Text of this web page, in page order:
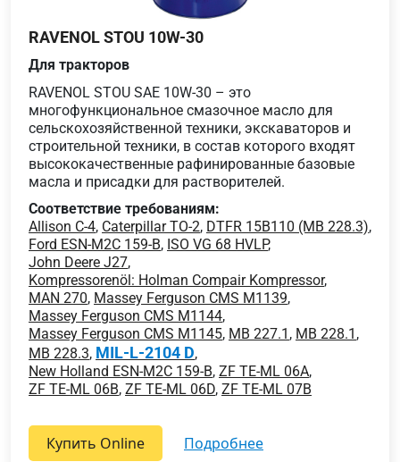
RAVENOL STOU 10W-30
Для тракторов
RAVENOL STOU SAE 10W-30 – это
многофункциональное смазочное масло для
сельскохозяйственной техники, экскаваторов и
строительной техники, в состав которого входят
высококачественные рафинированные базовые
масла и присадки для растворителей.
Соответствие требованиям:
Allison C-4, Caterpillar TO-2, DTFR 15B110 (MB 228.3),
Ford ESN-M2C 159-B, ISO VG 68 HVLP,
John Deere J27,
Kompressorenöl: Holman Compair Kompressor,
MAN 270, Massey Ferguson CMS M1139,
Massey Ferguson CMS M1144,
Massey Ferguson CMS M1145, MB 227.1 , MB 228.1 ,
MB 228.3, MIL-L-2104 D,
New Holland ESN-M2C 159-B, ZF TE-ML 06A,
ZF TE-ML 06B, ZF TE-ML 06D, ZF TE-ML 07B
Купить Online подробнее